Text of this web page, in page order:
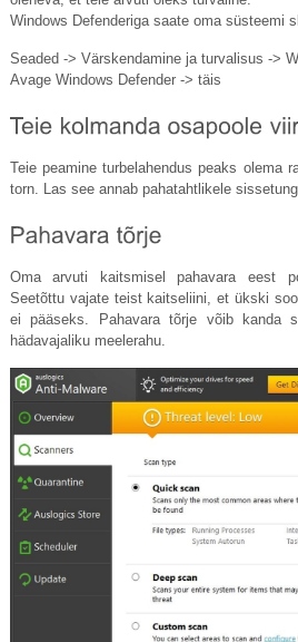
Windows Defenderiga saate oma süsteemi
Seaded -> Värskendamine ja turvalisus ->
Avage Windows Defender -> täis
Teie peamine turbelahendus peaks olema
torn. Las see annab pahatahtlikele
Oma arvuti kaitsmisel pahavara eest
Seetõttu vajate teist kaitseliini, et ükski
ei pääseks. Pahavara tõrje võib kanda
hädavajaliku meelerahu.